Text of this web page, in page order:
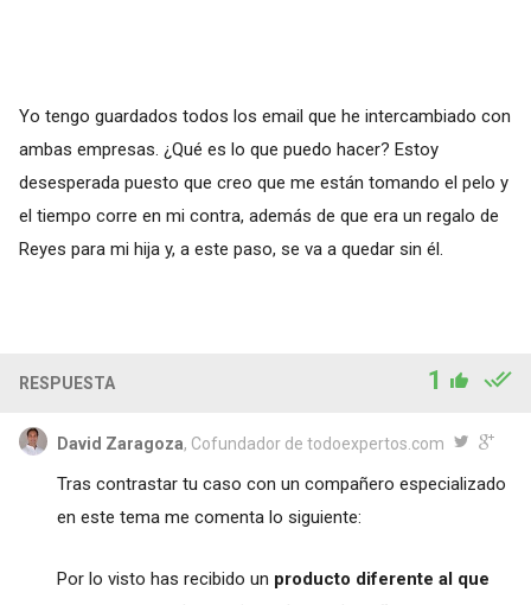
Yo tengo guardados todos los email que he intercambiado con
ambas empresas. ¿Qué es lo que puedo hacer? Estoy
desesperada puesto que creo que me están tomando el pelo y
el tiempo corre en mi contra, además de que era un regalo de
Reyes para mi hija y, a este paso, se va a quedar sin él.
RESPUESTA 1
David Zaragoza, Cofundador de todoexpertos.com
Tras contrastar tu caso con un compañero especializado
en este tema me comenta lo siguiente:
Por lo visto has recibido un producto diferente al que